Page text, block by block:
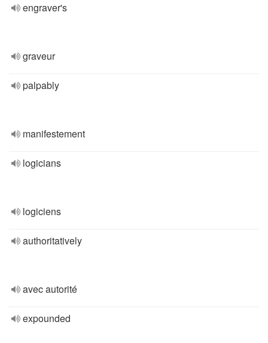
engraver's
graveur
palpably
manifestement
logicians
logiciens
authoritatively
avec autorité
expounded